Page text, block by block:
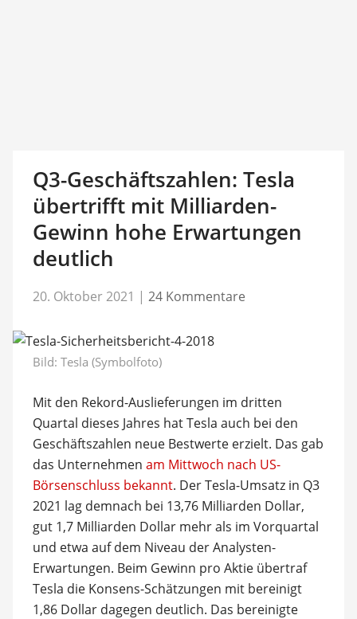
Q3-Geschäftszahlen: Tesla
übertrifft mit Milliarden-
Gewinn hohe Erwartungen
deutlich
20. Oktober 2021 | 24 Kommentare
Bild: Tesla (Symbolfoto)
Mit den Rekord-Auslieferungen im dritten
Quartal dieses Jahres hat Tesla auch bei den
Geschäftszahlen neue Bestwerte erzielt. Das gab
das Unternehmen am Mittwoch nach US-
Börsenschluss bekannt. Der Tesla-Umsatz in Q3
2021 lag demnach bei 13,76 Milliarden Dollar,
gut 1,7 Milliarden Dollar mehr als im Vorquartal
und etwa auf dem Niveau der Analysten-
Erwartungen. Beim Gewinn pro Aktie übertraf
Tesla die Konsens-Schätzungen mit bereinigt
1,86 Dollar dagegen deutlich. Das bereinigte